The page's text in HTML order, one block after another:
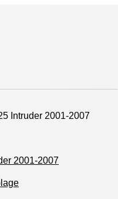
Intruder 2001-2007
2001-2007